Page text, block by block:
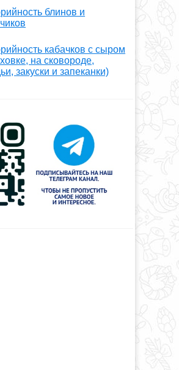
блинов и
кабачков с сыром
на сковороде,
закуски и запеканки)